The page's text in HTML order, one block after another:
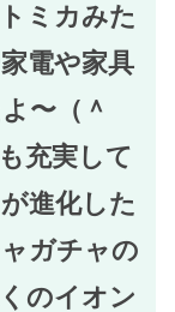
ミカみた
電や家具
〜（＾
充実して
進化した
ガチャの
のイオン